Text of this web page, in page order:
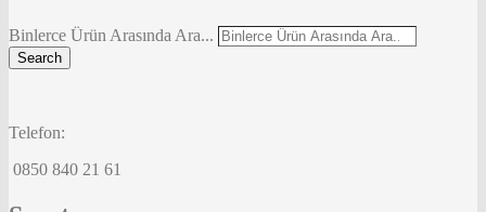
Binlerce Ürün Arasında Ara...
Search
Telefon:
0850 840 21 61